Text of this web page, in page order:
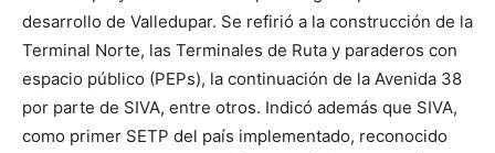
desarrollo de Valledupar. Se refirió a la construcción de la
Terminal Norte, las Terminales de Ruta y paraderos con
espacio público (PEPs), la continuación de la Avenida 38
por parte de SIVA, entre otros. Indicó además que SIVA,
como primer SETP del país implementado, reconocido